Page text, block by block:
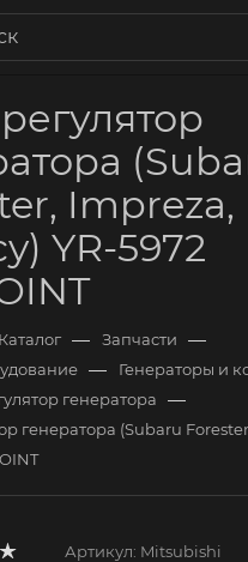
Impreza,
YR-5972
Каталог — Запчасти —
— Генераторы и
генератора —
генератора (Subaru
Артикул: Mitsubishi